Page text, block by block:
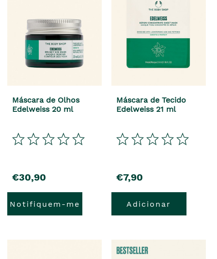
Máscara de Olhos
Edelweiss 20 ml
precio
€30,90
Notifiquem-me
Máscara de Tecido
Edelweiss 21 ml
precio
€7,90
Adicionar